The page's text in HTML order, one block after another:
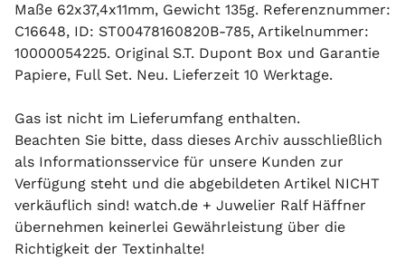
Maße 62x37,4x11mm, Gewicht 135g. Referenznummer:
C16648, ID: ST00478160820B-785, Artikelnummer:
10000054225. Original S.T. Dupont Box und Garantie
Papiere, Full Set. Neu. Lieferzeit 10 Werktage.
Gas ist nicht im Lieferumfang enthalten.
Beachten Sie bitte, dass dieses Archiv ausschließlich
als Informationsservice für unsere Kunden zur
Verfügung steht und die abgebildeten Artikel NICHT
verkäuflich sind! watch.de + Juwelier Ralf Häffner
übernehmen keinerlei Gewährleistung über die
Richtigkeit der Textinhalte!